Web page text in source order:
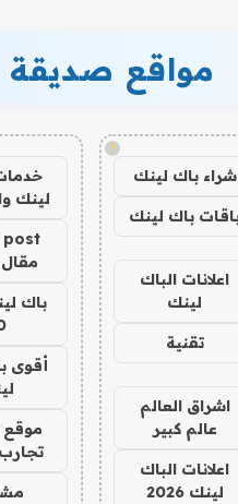
مواقع صديقة
!
شراء باك لينك
باك لينك
اعلانات الباك
لينك
تقنية
اشراق العالم
عالم كبير
اعلانات الباك
لينك 2026
لينك
post
باك
أقوى
موقع